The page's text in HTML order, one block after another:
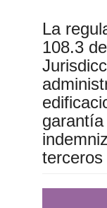
La
108.3